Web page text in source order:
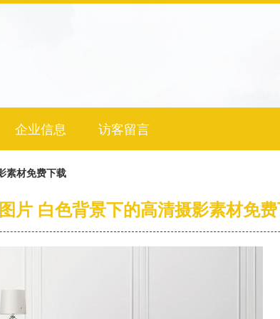
企业信息 访客留言
素材免费下载
片 白色背景下的高清摄影素材免